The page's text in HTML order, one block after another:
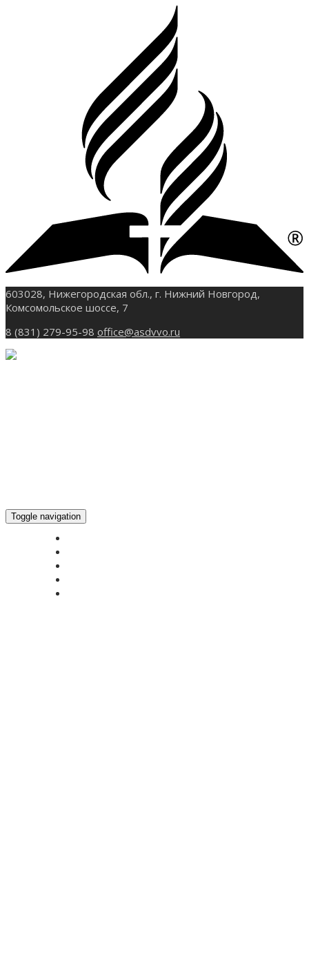
603028, Нижегородская обл., г. Нижний Новгород,
Комсомольское шоссе, 7
8 (831) 279-95-98 office@asdvvo.ru
Toggle navigation